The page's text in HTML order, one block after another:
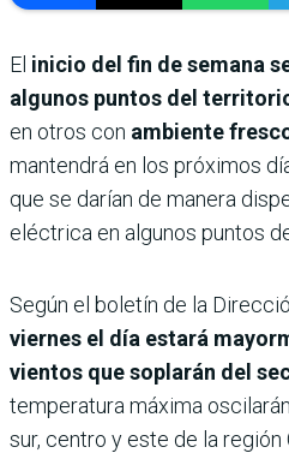
El inicio del fin de semana
algunos puntos del
en otros con ambiente
mantendrá en los próximos
que se darían de manera
eléctrica en algunos puntos
Según el boletín de la
viernes el día estará
vientos que soplarán del
temperatura máxima
sur, centro y este de la región